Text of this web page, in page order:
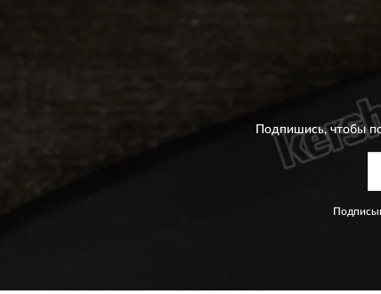
Подпишись, чтобы